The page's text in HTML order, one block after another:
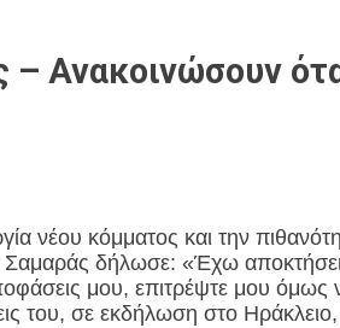
Ανακοινώσουν
νέου κόμματος και την
δήλωσε: «Έχω αποκτήσει
μου, επιτρέψτε μου όμως
του, σε εκδήλωση στο